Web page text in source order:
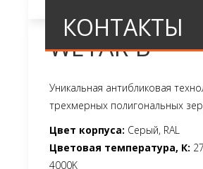
КОНТАКТЫ
WETAR-B
Уникальная антибликовая
трехмерных полигональных
Цвет корпуса: Серый, RAL
Цветовая температура, К:
4000K